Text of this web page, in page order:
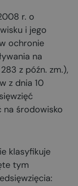
r. o
i jego
ochronie
na
z późn. zm.),
z dnia 10
na środowisko
klasyfikuje
tym